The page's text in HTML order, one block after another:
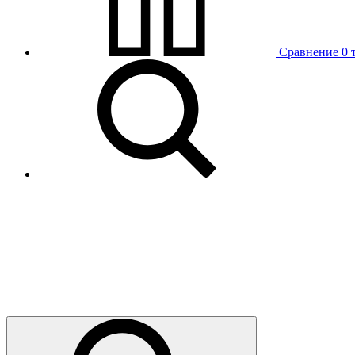
Сравнение 0